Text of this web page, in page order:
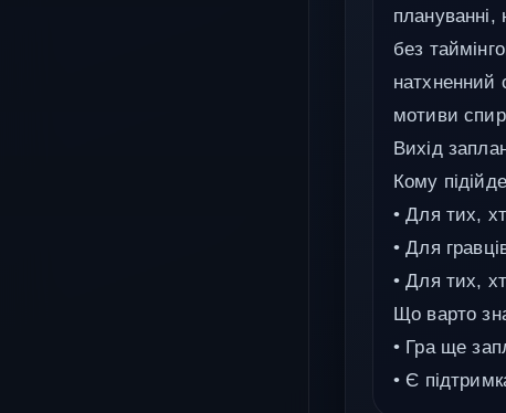
плануванні,
без
натхненний
мотиви
Вихід
Кому
• Для тих,
• Для
• Для тих,
Що варто
• Гра ще
• Є